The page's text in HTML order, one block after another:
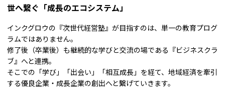
世へ繋ぐ「成長のエコシステム」
インクグロウの『次世代経営塾』が目指すのは、単一の教育プログ
ラムではありません。
修了後（卒業後）も継続的な学びと交流の場である『ビジネスクラ
ブ』へと連携。
そこでの「学び」「出会い」「相互成長」を経て、地域経済を牽引
する優良企業・成長企業の創出へと繋げていきます。